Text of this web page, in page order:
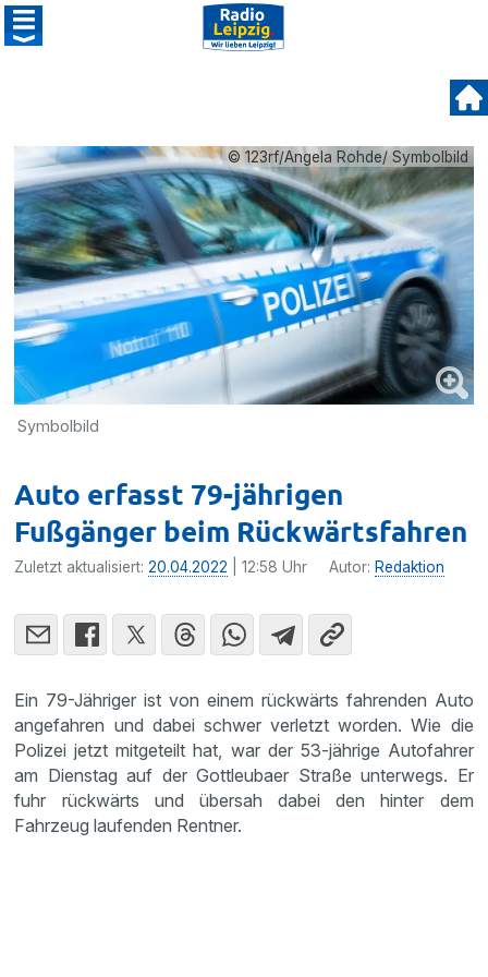
© 123rf/Angela Rohde/ Symbolbild
Symbolbild
Auto erfasst 79-jährigen
Fußgänger beim Rückwärtsfahren
Zuletzt aktualisiert:20.04.2022 | 12:58 Uhr Autor: Redaktion
Ein 79-Jähriger ist von einem rückwärts fahrenden Auto
angefahren und dabei schwer verletzt worden. Wie die
Polizei jetzt mitgeteilt hat, war der 53-jährige Autofahrer
am Dienstag auf der Gottleubaer Straße unterwegs. Er
fuhr rückwärts und übersah dabei den hinter dem
Fahrzeug laufenden Rentner.